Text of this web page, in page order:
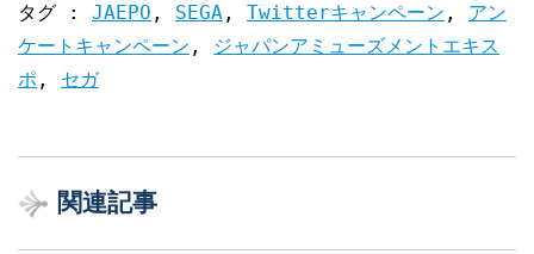
タグ : JAEPO , SEGA , Twitterキャンペーン , アン
ケートキャンペーン ,
ジャパンアミューズメントエキス
ポ , セガ
関連記事